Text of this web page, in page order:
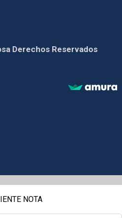
Derechos Reservados
NOTA